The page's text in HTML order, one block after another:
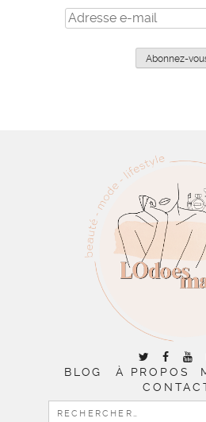
Adresse
e-
Abonnez-
BLOG À PROPOS